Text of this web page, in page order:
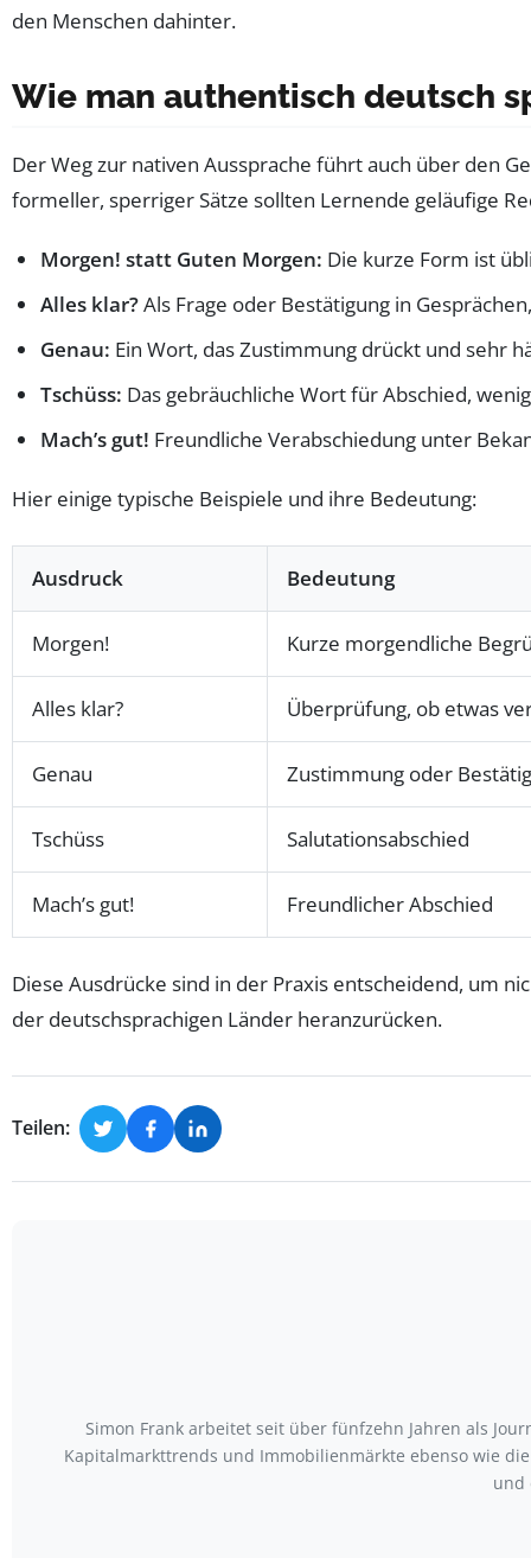
den Menschen dahinter.
Wie man authentisch deutsch
Der Weg zur nativen Aussprache führt auch über den
formeller, sperriger Sätze sollten Lernende geläufige
Morgen! statt Guten Morgen: Die kurze Form ist
Alles klar?Als Frage oder Bestätigung in
Genau: Ein Wort, das Zustimmung drückt und sehr
Tschüss: Das gebräuchliche Wort für Abschied,
Mach’s gut! Freundliche Verabschiedung unter
Hier einige typische Beispiele und ihre Bedeutung:
Ausdruck Bedeutung
Morgen! Kurze morgendliche
Alles klar? Überprüfung, ob etwas
Genau Zustimmung oder
Tschüss Salutationsabschied
Mach’s gut! Freundlicher Abschied
Diese Ausdrücke sind in der Praxis entscheidend, um
der deutschsprachigen Länder heranzurücken.
Teilen:
Simon Frank arbeitet seit über fünfzehn Jahren als
Kapitalmarkttrends und Immobilienmärkte ebenso wie
und